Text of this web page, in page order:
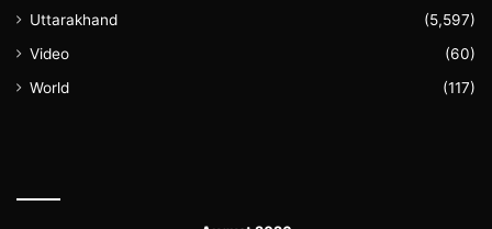
Uttarakhand
(5,597)
Video
(60)
World
(117)